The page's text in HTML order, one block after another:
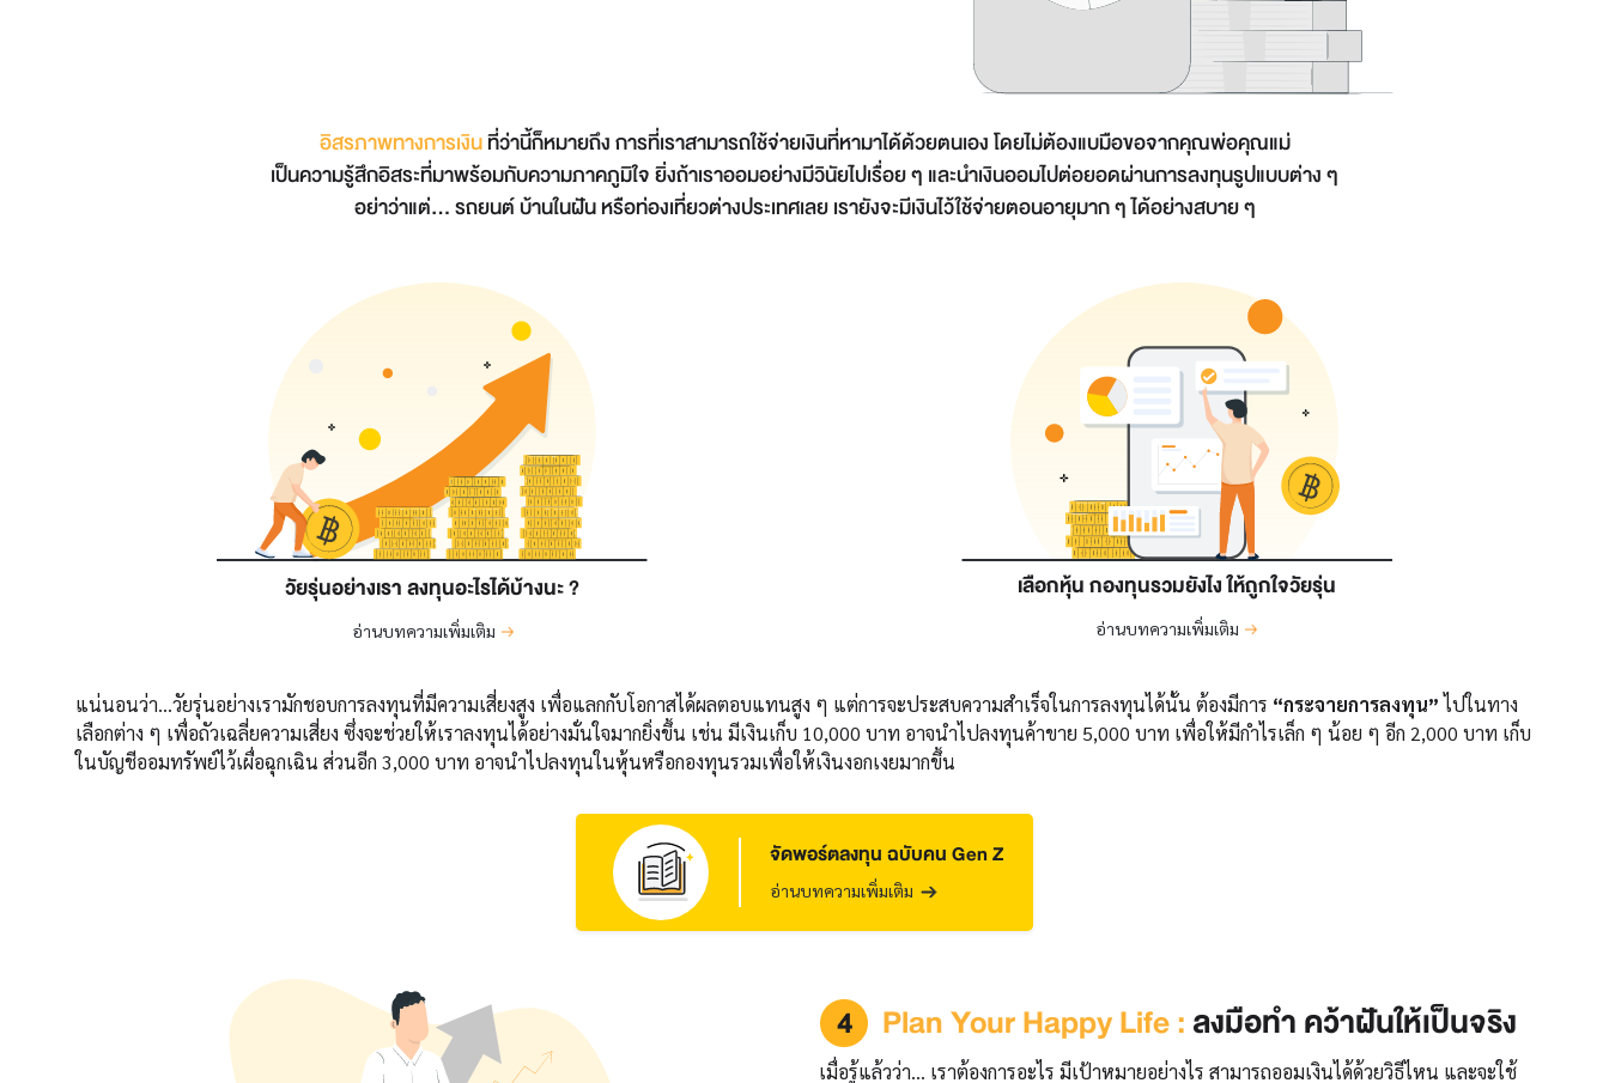
อิสรภาพทางการเงินที่ว่านี้ก็หมายถึง การที่เราสามารถใช้จ่ายเงินที่หามาได้ด้วยตนเอง โดยไม่ต้องแบมือขอจากคุณพ่อคุณแม่
เป็นความรู้สึกอิสระที่มาพร้อมกับความภาคภูมิใจ ยิ่งถ้าเราออมอย่างมีวินัยไปเรื่อย ๆ และนำเงินออมไปต่อยอดผ่านการลงทุนรูปแบบต่าง ๆ
อย่าว่าแต่... รถยนต์ บ้านในฝัน หรือท่องเที่ยวต่างประเทศเลย เรายังจะมีเงินไว้ใช้จ่ายตอนอายุมาก ๆ ได้อย่างสบาย ๆ
วัยรุ่นอย่างเรา ลงทุนอะไรได้บ้างนะ ?
อ่านบทความเพิ่มเติม
เลือกหุ้น กองทุนรวมยังไง ให้ถูกใจวัยรุ่น
อ่านบทความเพิ่มเติม
แน่นอนว่า...วัยรุ่นอย่างเรามักชอบการลงทุนที่มีความเสี่ยงสูง เพื่อแลกกับโอกาสได้ผลตอบแทนสูง ๆ แต่การจะประสบความสำเร็จในการลงทุนได้นั้น ต้องมีการ “กระจายการลงทุน”ไปในทาง
เลือกต่าง ๆ เพื่อถัวเฉลี่ยความเสี่ยง ซึ่งจะช่วยให้เราลงทุนได้อย่างมั่นใจมากยิ่งขึ้น เช่น มีเงินเก็บ 10,000 บาท อาจนำไปลงทุนค้าขาย 5,000 บาท เพื่อให้มีกำไรเล็ก ๆ น้อย ๆ อีก 2,000 บาท เก็บ
ในบัญชีออมทรัพย์ไว้เผื่อฉุกเฉิน ส่วนอีก 3,000 บาท อาจนำไปลงทุนในหุ้นหรือกองทุนรวมเพื่อให้เงินงอกเงยมากขึ้น
จัดพอร์ตลงทุน ฉบับคน Gen Z
อ่านบทความเพิ่มเติม
Plan Your Happy Life :ลงมือทำ คว้าฝันให้เป็นจริง
เมื่อรู้แล้วว่า... เราต้องการอะไร มีเป้าหมายอย่างไร สามารถออมเงินได้ด้วยวิธีไหน และจะใช้